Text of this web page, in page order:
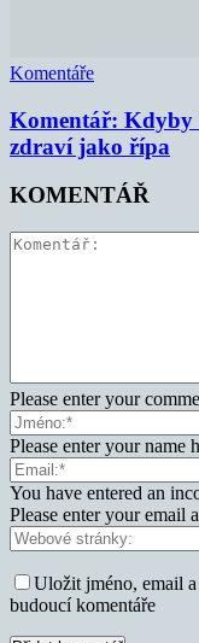
Komentáře
Komentář: Kdyby
zdraví jako řípa
KOMENTÁŘ
Please enter your
Please enter your name
You have entered an
Please enter your email
Uložit jméno, email
budoucí komentáře